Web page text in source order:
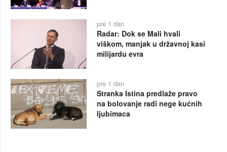
pre 1 dan
Radar: Dok se Mali hvali
viškom, manjak u državnoj kasi
milijardu evra
pre 1 dan
Stranka Istina predlaže pravo
na bolovanje radi nege kućnih
ljubimaca